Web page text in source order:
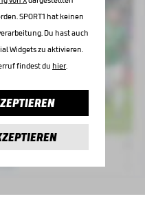
SPORT1 hat keinen
Du hast auch
Widgets zu aktivieren.
findest du hier.